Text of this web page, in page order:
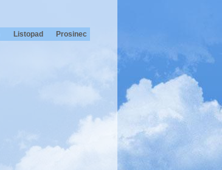
Listopad
Prosinec